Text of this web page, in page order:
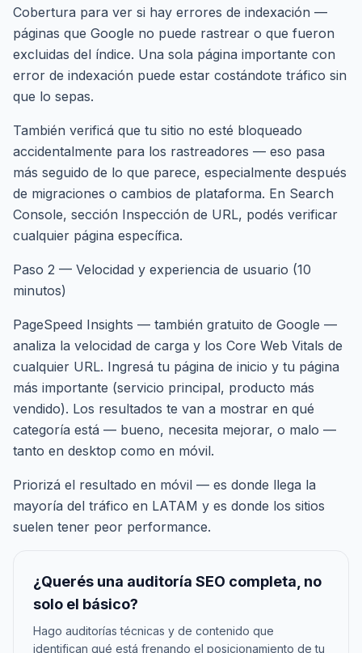
Cobertura para ver si hay errores de indexación —
páginas que Google no puede rastrear o que fueron
excluidas del índice. Una sola página importante con
error de indexación puede estar costándote tráfico sin
que lo sepas.
También verificá que tu sitio no esté bloqueado
accidentalmente para los rastreadores — eso pasa
más seguido de lo que parece, especialmente después
de migraciones o cambios de plataforma. En Search
Console, sección Inspección de URL, podés verificar
cualquier página específica.
Paso 2 — Velocidad y experiencia de usuario (10
minutos)
PageSpeed Insights — también gratuito de Google —
analiza la velocidad de carga y los Core Web Vitals de
cualquier URL. Ingresá tu página de inicio y tu página
más importante (servicio principal, producto más
vendido). Los resultados te van a mostrar en qué
categoría está — bueno, necesita mejorar, o malo —
tanto en desktop como en móvil.
Priorizá el resultado en móvil — es donde llega la
mayoría del tráfico en LATAM y es donde los sitios
suelen tener peor performance.
¿Querés una auditoría SEO completa, no
solo el básico?
Hago auditorías técnicas y de contenido que
identifican qué está frenando el posicionamiento de tu